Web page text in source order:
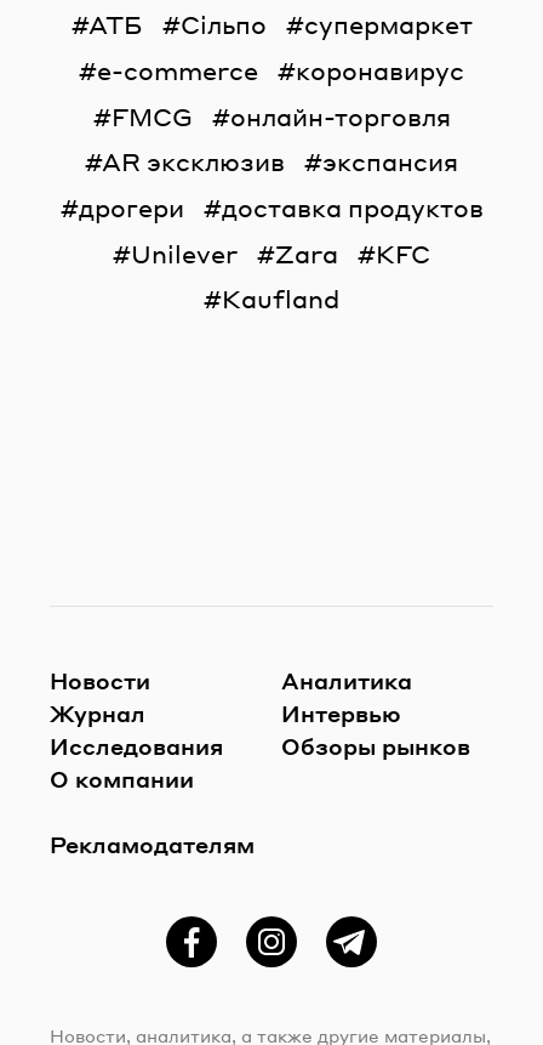
АТБ
Сільпо
супермаркет
e-commerce
коронавирус
FMCG
онлайн-торговля
AR эксклюзив
экспансия
дрогери
доставка продуктов
Unilever
Zara
KFC
Kaufland
Новости
Журнал
Исследования
О компании
Рекламодателям
Аналитика
Интервью
Обзоры рынков
ФейсбукInstagramTelegram
Новости, аналитика, а также другие материалы,